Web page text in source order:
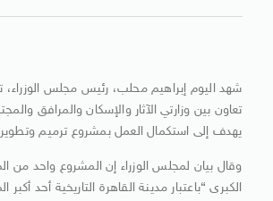
شهد اليوم إبراهيم محلب، رئيس مجلس الوزراء،
تعاون بين وزارتي الآثار والإسكان والمرافق
يهدف إلى استكمال العمل بمشروع ترميم وتطوير
وقال بيان لمجلس الوزراء إن المشروع واحد من
الكبرى “باعتبار مدينة القاهرة التاريخية أحد